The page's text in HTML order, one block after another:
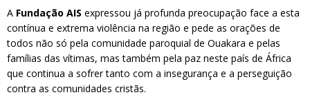
A Fundação AIS expressou já profunda preocupação face a esta
contínua e extrema violência na região e pede as orações de
todos não só pela comunidade paroquial de Ouakara e pelas
famílias das vítimas, mas também pela paz neste país de África
que continua a sofrer tanto com a insegurança e a perseguição
contra as comunidades cristãs.